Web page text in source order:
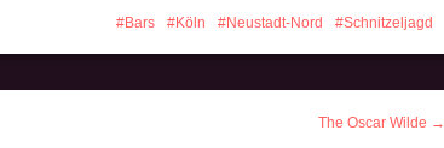
Bars Köln Neustadt-Nord Schnitzeljagd
The Oscar Wilde →